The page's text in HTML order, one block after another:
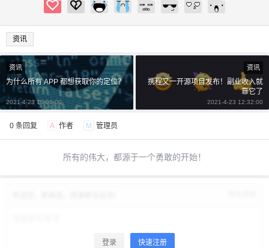
资讯
资讯
为什么所有 APP 都想获取你的定位？
2021-4-23 10:06:00
资讯
携程又一开源项目发布！副业收入就
靠它了
2021-4-23 12:32:00
0 条回复 A 作者 M 管理员
所有的伟大，都源于一个勇敢的开始！
登录 快速注册